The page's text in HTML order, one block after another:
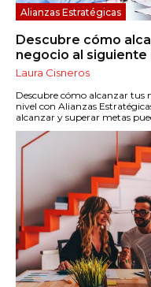
Alianzas Estratégicas
Descubre cómo
negocio al siguiente
Laura Cisneros
Descubre cómo alcanzar tus
nivel con Alianzas
alcanzar y superar metas